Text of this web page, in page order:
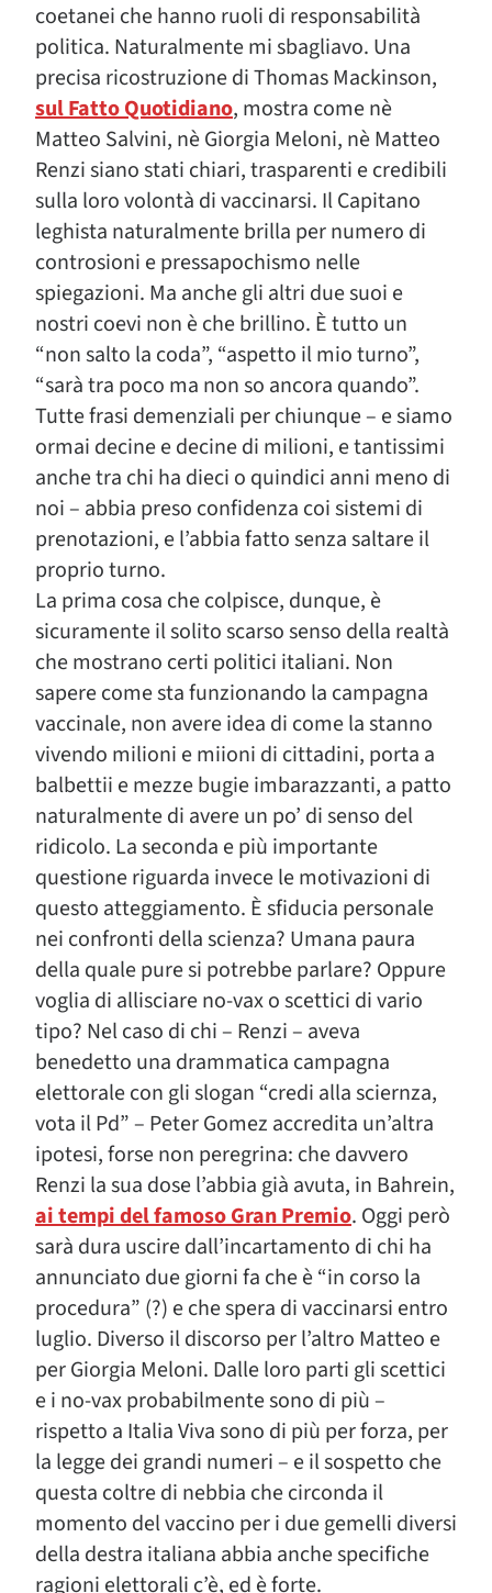
coetanei che hanno ruoli di responsabilità
politica. Naturalmente mi sbagliavo. Una
precisa ricostruzione di Thomas Mackinson,
sul Fatto Quotidiano, mostra come nè
Matteo Salvini, nè Giorgia Meloni, nè Matteo
Renzi siano stati chiari, trasparenti e credibili
sulla loro volontà di vaccinarsi. Il Capitano
leghista naturalmente brilla per numero di
controsioni e pressapochismo nelle
spiegazioni. Ma anche gli altri due suoi e
nostri coevi non è che brillino. È tutto un
“non salto la coda”, “aspetto il mio turno”,
“sarà tra poco ma non so ancora quando”.
Tutte frasi demenziali per chiunque – e siamo
ormai decine e decine di milioni, e tantissimi
anche tra chi ha dieci o quindici anni meno di
noi – abbia preso confidenza coi sistemi di
prenotazioni, e l’abbia fatto senza saltare il
proprio turno.
La prima cosa che colpisce, dunque, è
sicuramente il solito scarso senso della realtà
che mostrano certi politici italiani. Non
sapere come sta funzionando la campagna
vaccinale, non avere idea di come la stanno
vivendo milioni e miioni di cittadini, porta a
balbettii e mezze bugie imbarazzanti, a patto
naturalmente di avere un po’ di senso del
ridicolo. La seconda e più importante
questione riguarda invece le motivazioni di
questo atteggiamento. È sfiducia personale
nei confronti della scienza? Umana paura
della quale pure si potrebbe parlare? Oppure
voglia di allisciare no-vax o scettici di vario
tipo? Nel caso di chi – Renzi – aveva
benedetto una drammatica campagna
elettorale con gli slogan “credi alla sciernza,
vota il Pd” – Peter Gomez accredita un’altra
ipotesi, forse non peregrina: che davvero
Renzi la sua dose l’abbia già avuta, in Bahrein,
ai tempi del famoso Gran Premio. Oggi però
sarà dura uscire dall’incartamento di chi ha
annunciato due giorni fa che è “in corso la
procedura” (?) e che spera di vaccinarsi entro
luglio. Diverso il discorso per l’altro Matteo e
per Giorgia Meloni. Dalle loro parti gli scettici
e i no-vax probabilmente sono di più –
rispetto a Italia Viva sono di più per forza, per
la legge dei grandi numeri – e il sospetto che
questa coltre di nebbia che circonda il
momento del vaccino per i due gemelli diversi
della destra italiana abbia anche specifiche
ragioni elettorali c’è, ed è forte.